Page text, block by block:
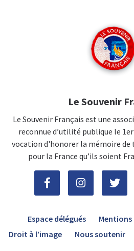
Le Souvenir
Le Souvenir Français est une
reconnue d’utilité publique le
vocation d'honorer la mémoire de
pour la France qu’ils soient
Espace délégués Mentions
Droit à l’image
Nous soutenir